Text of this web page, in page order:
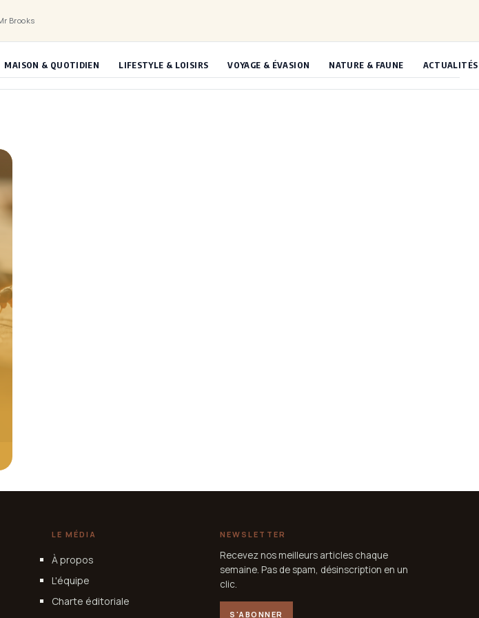
Brooks
MAISON & QUOTIDIEN LIFESTYLE & LOISIRS VOYAGE & ÉVASION NATURE & FAUNE ACTUALITÉS
LE MÉDIA
À propos
L'équipe
Charte éditoriale
NEWSLETTER
Recevez nos meilleurs articles chaque
semaine. Pas de spam, désinscription en un
clic.
S'ABONNER